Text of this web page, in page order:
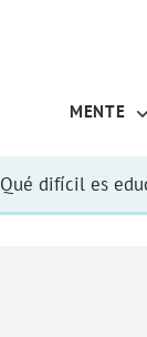
MENTE
Qué difícil es